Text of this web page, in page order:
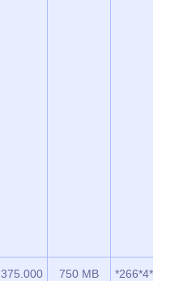
375.000
750 MB